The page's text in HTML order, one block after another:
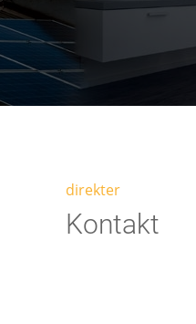
direkter
Kontakt